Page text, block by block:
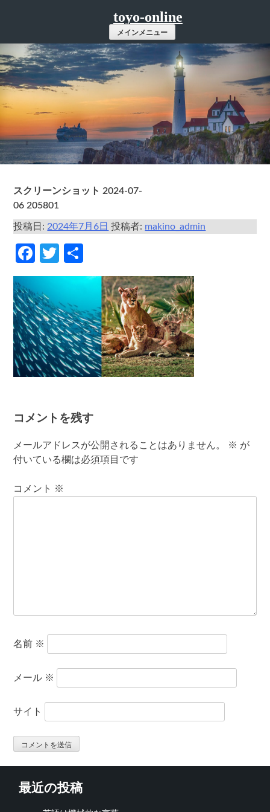
ツ
へ
ス
キ
ッ
プ
toyo-online
メインメニュー
スクリーンショット 2024-07-
06 205801
投稿日: 2024年7月6日 投稿者: makino_admin
Facebook
Twitter
有
コメントを残す
メールアドレスが公開されることはありません。 ※ が
付いている欄は必須項目です
コメント ※
名前 ※
メール ※
サイト
最近の投稿